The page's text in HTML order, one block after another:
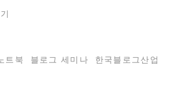
트북 블로그 세미나
한국블로그산업